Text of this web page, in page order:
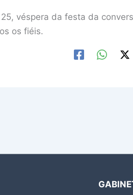
véspera da festa da
os fiéis.